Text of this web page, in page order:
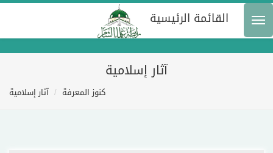
القائمة الرئيسية
آثار إسلامية
كنوز المعرفة آثار إسلامية